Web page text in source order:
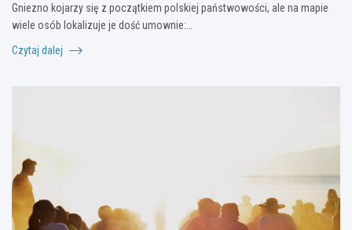
Gniezno kojarzy się z początkiem polskiej państwowości, ale na mapie
wiele osób lokalizuje je dość umownie:…
Czytaj dalej